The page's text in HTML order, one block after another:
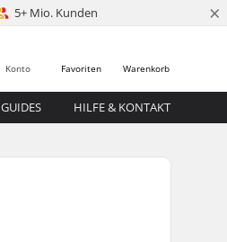
5+ Mio. Kunden ×
Warenkorb
Favoriten
Konto
GUIDES HILFE & KONTAKT